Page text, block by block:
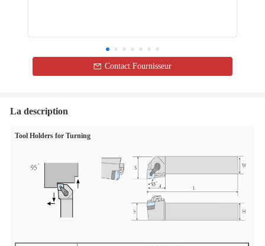
Contact Fournisseur
La description
Tool Holders for Turning